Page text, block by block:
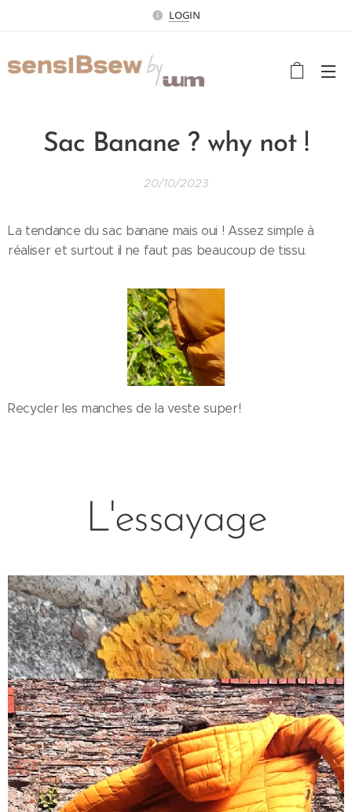
LOGIN
Sac Banane ? why not !
20/10/2023
La tendance du sac banane mais oui ! Assez simple à
réaliser et surtout il ne faut pas beaucoup de tissu.
Recycler les manches de la veste super!
L'essayage